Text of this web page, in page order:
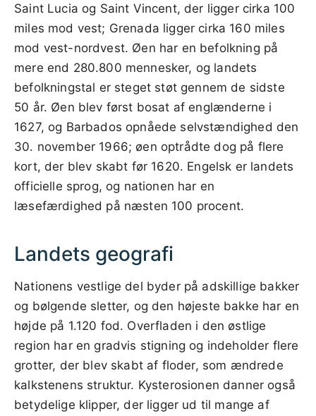
Saint Lucia og Saint Vincent, der ligger cirka 100
miles mod vest; Grenada ligger cirka 160 miles
mod vest-nordvest. Øen har en befolkning på
mere end 280.800 mennesker, og landets
befolkningstal er steget støt gennem de sidste
50 år. Øen blev først bosat af englænderne i
1627, og Barbados opnåede selvstændighed den
30. november 1966; øen optrådte dog på flere
kort, der blev skabt før 1620. Engelsk er landets
officielle sprog, og nationen har en
læsefærdighed på næsten 100 procent.
Landets geografi
Nationens vestlige del byder på adskillige bakker
og bølgende sletter, og den højeste bakke har en
højde på 1.120 fod. Overfladen i den østlige
region har en gradvis stigning og indeholder flere
grotter, der blev skabt af floder, som ændrede
kalkstenens struktur. Kysterosionen danner også
betydelige klipper, der ligger ud til mange af